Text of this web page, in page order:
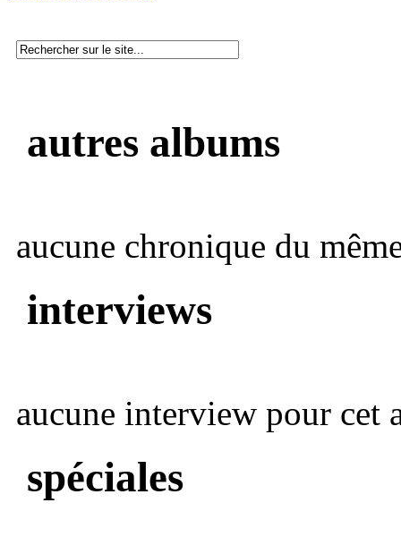
autres albums
aucune chronique du
interviews
aucune interview pour cet
spéciales